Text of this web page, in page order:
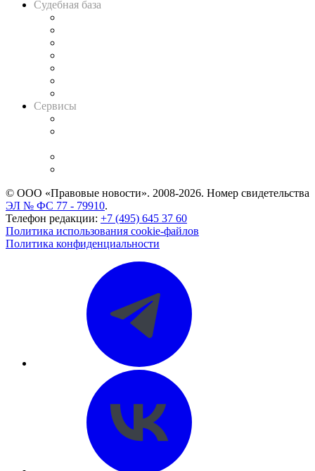
Судебная база
Сервисы
© ООО «Правовые новости». 2008-2026. Номер свидетельства
ЭЛ № ФС 77 - 79910.
Телефон редакции: +7 (495) 645 37 60
Политика использования cookie-файлов
Политика конфиденциальности